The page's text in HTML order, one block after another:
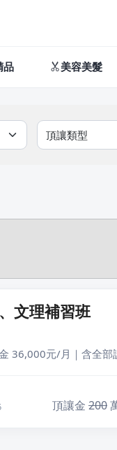
品 美容美髮
文理補習班
36,000元/月｜含全部
頂讓金 200